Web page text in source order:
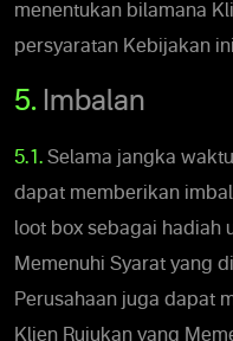
menentukan bilamana
persyaratan Kebijakan
5. Imbalan
5.1. Selama jangka
dapat memberikan
loot box sebagai hadiah
Memenuhi Syarat yang
Perusahaan juga dapat
Klien Rujukan yang